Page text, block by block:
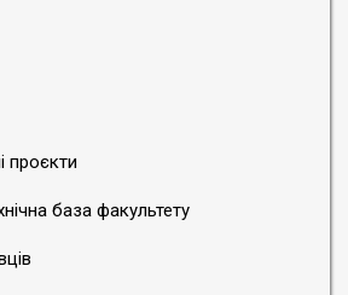
проєкти
база факультету